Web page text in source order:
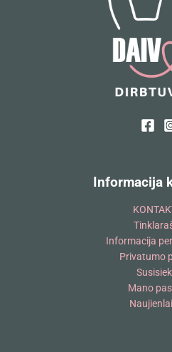
Informacija
Informacija
Privatumo
Mano